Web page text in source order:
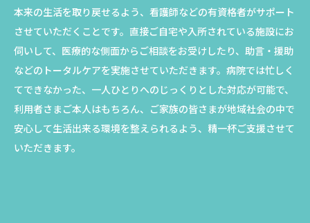
本来の生活を取り戻せるよう、看護師などの有資格者がサポート
させていただくことです。直接ご自宅や入所されている施設にお
伺いして、医療的な側面からご相談をお受けしたり、助言・援助
などのトータルケアを実施させていただきます。病院では忙しく
てできなかった、一人ひとりへのじっくりとした対応が可能で、
利用者さまご本人はもちろん、ご家族の皆さまが地域社会の中で
安心して生活出来る環境を整えられるよう、精一杯ご支援させて
いただきます。